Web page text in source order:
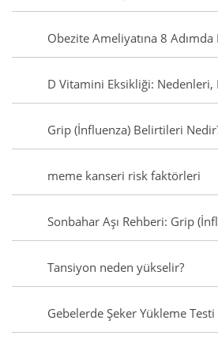
Obezite Ameliyatına 8 Adımda
D Vitamini Eksikliği:
Grip (İnfluenza) Belirtileri
meme kanseri risk faktörleri
Sonbahar Aşı Rehberi: Grip
Tansiyon neden yükselir?
Gebelerde Şeker Yükleme